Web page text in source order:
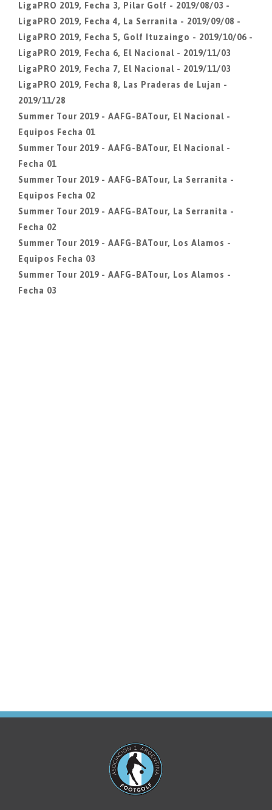
LigaPRO 2019, Fecha 3, Pilar Golf - 2019/08/03 -
LigaPRO 2019, Fecha 4, La Serranita - 2019/09/08 -
LigaPRO 2019, Fecha 5, Golf Ituzaingo - 2019/10/06 -
LigaPRO 2019, Fecha 6, El Nacional - 2019/11/03
LigaPRO 2019, Fecha 7, El Nacional - 2019/11/03
LigaPRO 2019, Fecha 8, Las Praderas de Lujan -
2019/11/28
Summer Tour 2019 - AAFG-BATour, El Nacional -
Equipos Fecha 01
Summer Tour 2019 - AAFG-BATour, El Nacional -
Fecha 01
Summer Tour 2019 - AAFG-BATour, La Serranita -
Equipos Fecha 02
Summer Tour 2019 - AAFG-BATour, La Serranita -
Fecha 02
Summer Tour 2019 - AAFG-BATour, Los Alamos -
Equipos Fecha 03
Summer Tour 2019 - AAFG-BATour, Los Alamos -
Fecha 03